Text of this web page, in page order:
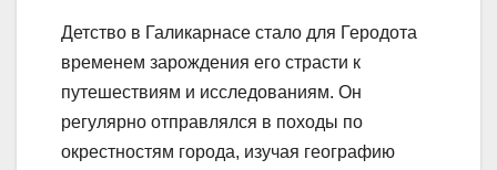
Детство в Галикарнасе стало для Геродота
временем зарождения его страсти к
путешествиям и исследованиям. Он
регулярно отправлялся в походы по
окрестностям города, изучая географию